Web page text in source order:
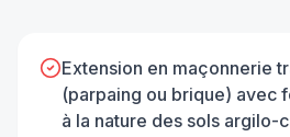
Extension en maçonnerie
(parpaing ou brique) avec
à la nature des sols argilo-